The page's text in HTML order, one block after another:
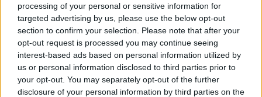
processing of your personal or sensitive information for
targeted advertising by us, please use the below opt-out
section to confirm your selection. Please note that after your
opt-out request is processed you may continue seeing
interest-based ads based on personal information utilized by
us or personal information disclosed to third parties prior to
your opt-out. You may separately opt-out of the further
disclosure of your personal information by third parties on the
Oldboy
09.05.2026, 23:25
Αστείος τύπος. Μετατρέπουν τον ναύσταθμο
Σαλαμίνας σε ύφαλο μερικά Τουρκικά USVs, και ο
Δένδιας ασχολείται με την... Πορτογαλία.
ΑΠΑΝΤΗΣΗ